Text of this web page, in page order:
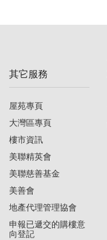
其它服務
屋苑專頁
大灣區專頁
樓市資訊
美聯精英會
美聯慈善基金
美善會
地產代理管理協會
申報已遞交的購樓意
向登記